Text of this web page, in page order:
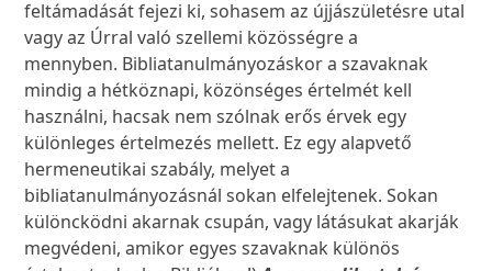
feltámadását fejezi ki, sohasem az újjászületésre utal
vagy az Úrral való szellemi közösségre a
mennyben. Bibliatanulmányozáskor a szavaknak
mindig a hétköznapi, közönséges értelmét kell
használni, hacsak nem szólnak erős érvek egy
különleges értelmezés mellett. Ez egy alapvető
hermeneutikai szabály, melyet a
bibliatanulmányozásnál sokan elfelejtenek. Sokan
különcködni akarnak csupán, vagy látásukat akarják
megvédeni, amikor egyes szavaknak különös